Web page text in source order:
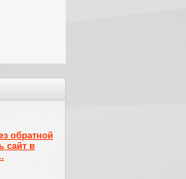
обратной
сайт в